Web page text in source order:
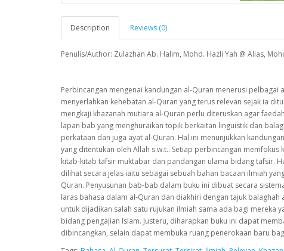
Description Reviews (0)
Penulis/Author: Zulazhan Ab. Halim, Mohd. Hazli Yah @ Alias,
Perbincangan mengenai kandungan al-Quran menerusi
menyerlahkan kehebatan al-Quran yang terus relevan sejak ia
mengkaji khazanah mutiara al-Quran perlu diteruskan agar
lapan bab yang menghuraikan topik berkaitan linguistik dan
perkataan dan juga ayat al-Quran. Hal ini menunjukkan
yang ditentukan oleh Allah s.w.t.. Setiap perbincangan
kitab-kitab tafsir muktabar dan pandangan ulama bidang tafsir.
dilihat secara jelas iaitu sebagai sebuah bahan bacaan ilmiah
Quran. Penyusunan bab-bab dalam buku ini dibuat secara
laras bahasa dalam al-Quran dan diakhiri dengan tajuk
untuk dijadikan salah satu rujukan ilmiah sama ada bagi
bidang pengajian Islam. Justeru, diharapkan buku ini dapat
dibincangkan, selain dapat membuka ruang penerokaan baru